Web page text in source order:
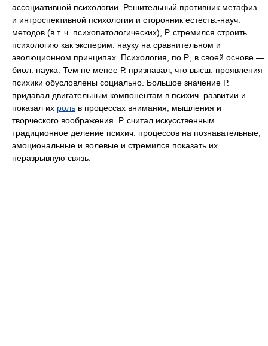
ассоциативной психологии. Решительный противник метафиз.
и интроспективной психологии и сторонник естеств.-науч.
методов (в т. ч. психопатологических), Р. стремился строить
психологию как эксперим. науку на сравнительном и
эволюционном принципах. Психология, по Р., в своей основе —
биол. наука. Тем не менее Р. признавал, что высш. проявления
психики обусловлены социально. Большое значение Р.
придавал двигательным компонентам в психич. развитии и
показал их роль в процессах внимания, мышления и
творческого воображения. Р. считал искусственным
традиционное деление психич. процессов на познавательные,
эмоциональные и волевые и стремился показать их
неразрывную связь.